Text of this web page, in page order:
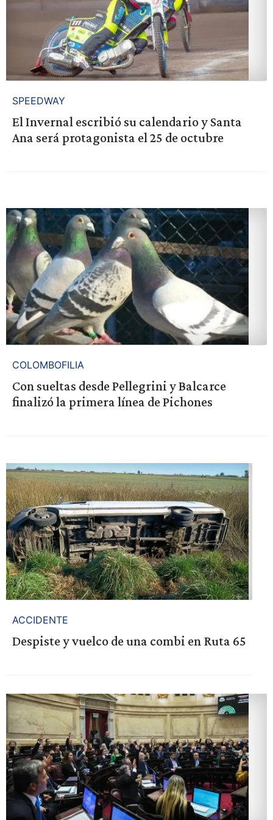
SPEEDWAY
El Invernal escribió su calendario y Santa
Ana será protagonista el 25 de octubre
COLOMBOFILIA
Con sueltas desde Pellegrini y Balcarce
finalizó la primera línea de Pichones
ACCIDENTE
Despiste y vuelco de una combi en Ruta 65